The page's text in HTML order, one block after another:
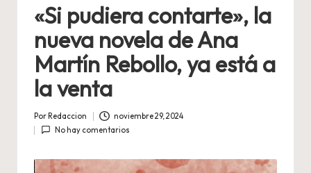
«Si pudiera contarte», la
nueva novela de Ana
Martín Rebollo, ya está a
la venta
por
Por Redaccion
noviembre 29, 2024
No hay comentarios